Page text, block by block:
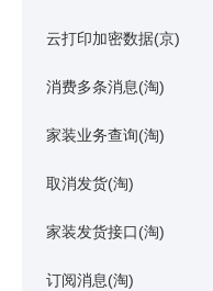
云打印加密数据(京)
消费多条消息(淘)
家装业务查询(淘)
取消发货(淘)
家装发货接口(淘)
订阅消息(淘)